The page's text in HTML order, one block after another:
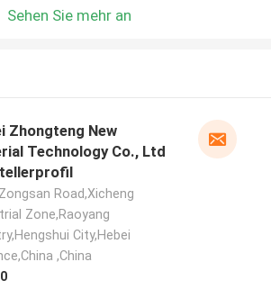
Sehen Sie mehr an
Zhongteng New
Technology Co., Ltd
Road,Xicheng
Zone,Raoyang
City,Hebei
,China